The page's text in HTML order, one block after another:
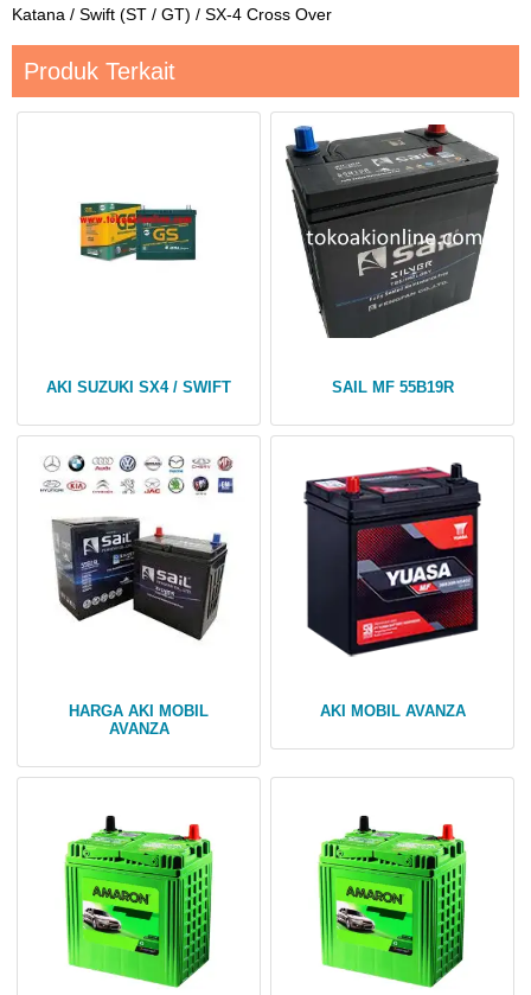
Katana / Swift (ST / GT) / SX-4 Cross Over
Produk Terkait
AKI SUZUKI SX4 / SWIFT SAIL MF 55B19R
HARGA AKI MOBIL
AVANZA
AKI MOBIL AVANZA